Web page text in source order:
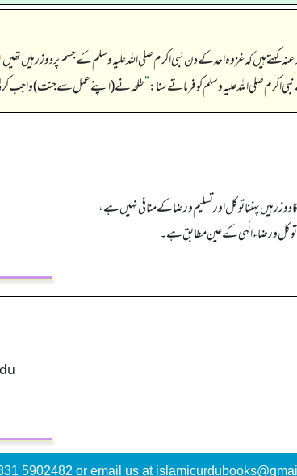
کہتے ہیں کہ غزوہ احد کے دن نبی اکرم صلی اللہ علیہ وسلم کے جسم پر دو زرہیں تھیں۱؎
اکرم صلی اللہ علیہ وسلم کو فرماتے سنا:”طلحہ نے (اپنے عمل سے جنت) واجب کر
دو زرہیں پہننا توکل اورتسلیم و رضا کے منافی نہیں ہے،
توکل و رضاء الٰہی کے عین مطابق ہے۔
5902482 or email us at